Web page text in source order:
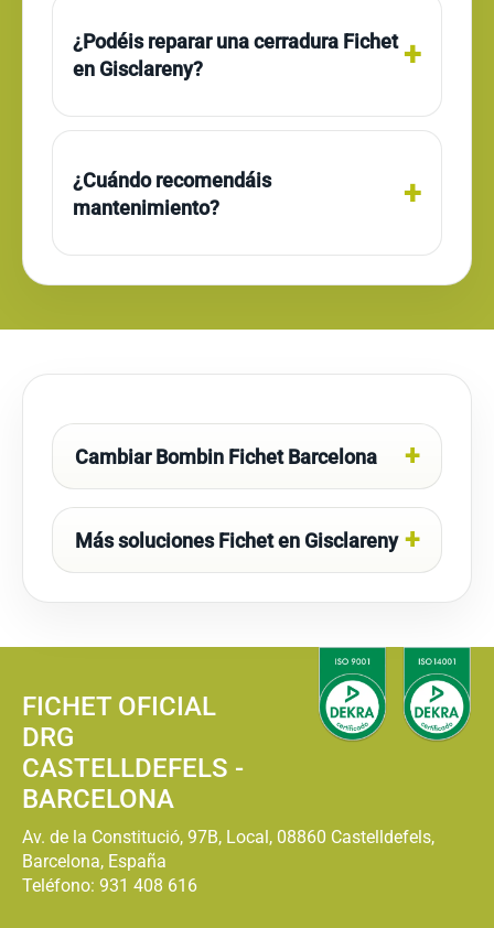
¿Podéis reparar una cerradura Fichet
en Gisclareny?
¿Cuándo recomendáis
mantenimiento?
Cambiar Bombin Fichet Barcelona
Más soluciones Fichet en Gisclareny
FICHET OFICIAL
DRG
CASTELLDEFELS -
BARCELONA
Av. de la Constitució, 97B, Local, 08860 Castelldefels,
Barcelona, España
Teléfono: 931 408 616